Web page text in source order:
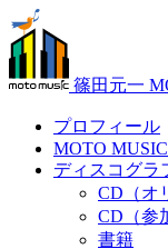
篠田元一
プロフィール
MOTO
ディスコグラ
CD（オ
CD（参
書籍